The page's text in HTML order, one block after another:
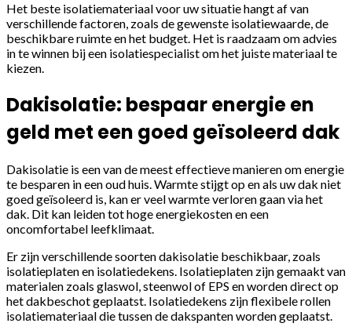
Het beste isolatiemateriaal voor uw situatie hangt af van
verschillende factoren, zoals de gewenste isolatiewaarde, de
beschikbare ruimte en het budget. Het is raadzaam om advies
in te winnen bij een isolatiespecialist om het juiste materiaal te
kiezen.
Dakisolatie: bespaar energie en
geld met een goed geïsoleerd dak
Dakisolatie is een van de meest effectieve manieren om energie
te besparen in een oud huis. Warmte stijgt op en als uw dak niet
goed geïsoleerd is, kan er veel warmte verloren gaan via het
dak. Dit kan leiden tot hoge energiekosten en een
oncomfortabel leefklimaat.
Er zijn verschillende soorten dakisolatie beschikbaar, zoals
isolatieplaten en isolatiedekens. Isolatieplaten zijn gemaakt van
materialen zoals glaswol, steenwol of EPS en worden direct op
het dakbeschot geplaatst. Isolatiedekens zijn flexibele rollen
isolatiemateriaal die tussen de dakspanten worden geplaatst.